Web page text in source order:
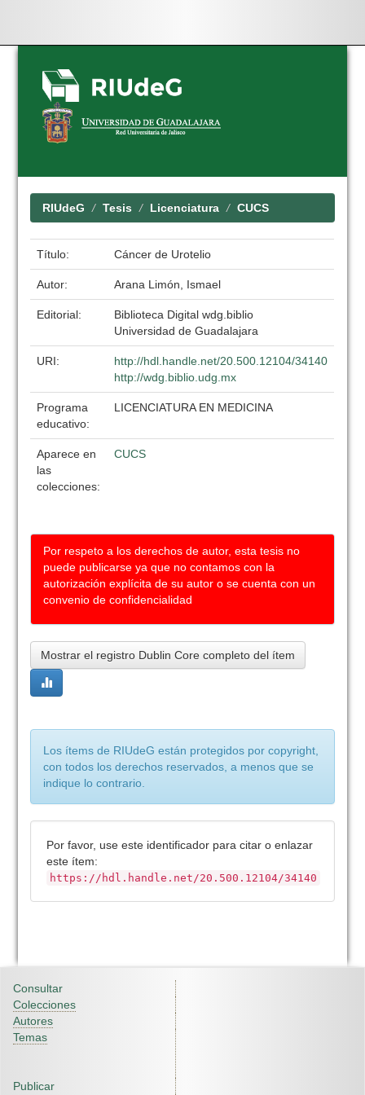
Skip
navigation
RIUdeG Tesis Licenciatura CUCS
Título: Cáncer de Urotelio
Autor: Arana Limón, Ismael
Editorial:
Biblioteca Digital wdg.biblio
Universidad de Guadalajara
URI:
http://hdl.handle.net/20.500.12104/34140
http://wdg.biblio.udg.mx
Programa
educativo:
LICENCIATURA EN MEDICINA
Aparece en
las
colecciones:
CUCS
Por respeto a los derechos de autor, esta tesis no
puede publicarse ya que no contamos con la
autorización explícita de su autor o se cuenta con un
convenio de confidencialidad
Mostrar el registro Dublin Core completo del ítem
Los ítems de RIUdeG están protegidos por copyright,
con todos los derechos reservados, a menos que se
indique lo contrario.
Por favor, use este identificador para citar o enlazar
este ítem:
https://hdl.handle.net/20.500.12104/34140
Consultar
Colecciones
Autores
Temas
Publicar